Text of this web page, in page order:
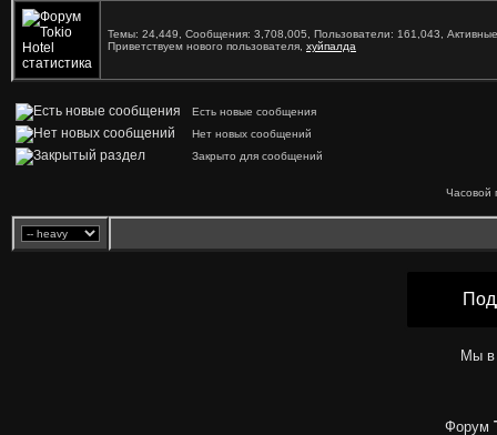
Темы: 24,449, Сообщения: 3,708,005, Пользователи: 161,043,
Приветствуем нового пользователя, хуйпалда
Есть новые сообщения
Нет новых сообщений
Закрыто для сообщений
Часовой
Мы в
Форум